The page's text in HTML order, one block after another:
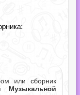
или сборник
Музыкальной